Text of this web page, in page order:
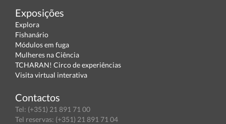
Exposições
Explora
Fishanário
Módulos em fuga
Mulheres na Ciência
TCHARAN! Circo de experiências
Visita virtual interativa
Contactos
Tel: (+351) 21 891 71 00
Tel reservas: (+351) 21 891 71 04